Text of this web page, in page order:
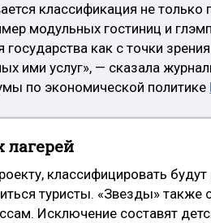
классификация не
модульных гостиниц и
государства как с точки
ими услуг», — сказала
по экономической политике
лагерей
классифицировать
туристы. «Звезды» также
Исключение составят